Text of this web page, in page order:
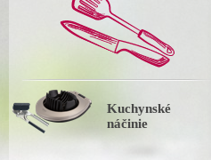
Kuchynské
náčinie